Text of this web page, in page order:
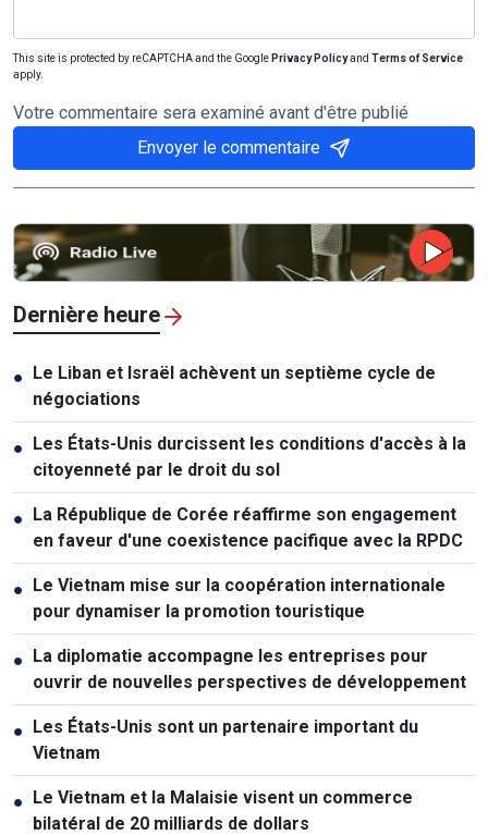
This site is protected by reCAPTCHA and the Google Privacy Policyand Terms of Service
apply.
Votre commentaire sera examiné avant d'être publié
Envoyer le commentaire
Dernière heure
● Le Liban et Israël achèvent un septième cycle de
négociations
● Les États-Unis durcissent les conditions d'accès à la
citoyenneté par le droit du sol
● La République de Corée réaffirme son engagement
en faveur d'une coexistence pacifique avec la RPDC
● Le Vietnam mise sur la coopération internationale
pour dynamiser la promotion touristique
● La diplomatie accompagne les entreprises pour
ouvrir de nouvelles perspectives de développement
● Les États-Unis sont un partenaire important du
Vietnam
● Le Vietnam et la Malaisie visent un commerce
bilatéral de 20 milliards de dollars